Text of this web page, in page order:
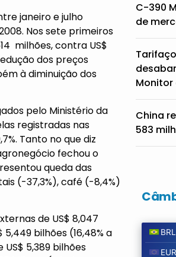
janeiro e julho
Nos sete primeiros
milhões, contra US$
dos preços
à diminuição dos
pelo Ministério da
registradas nas
Tanto no que diz
fechou o
queda das
(-37,3%), café (-8,4%)
de US$ 8,047
bilhões (16,48% a
5,389 bilhões
C-390
de
China
583